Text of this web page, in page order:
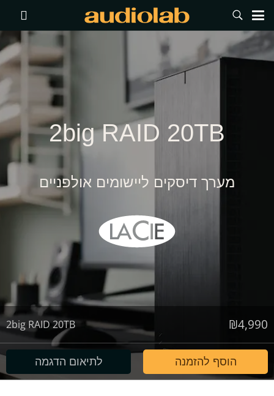
2big RAID 20TB
מערך דיסקים ליישומים אולפניים
₪4,990
2big RAID 20TB
הוסף להזמנה לתיאום הדגמה